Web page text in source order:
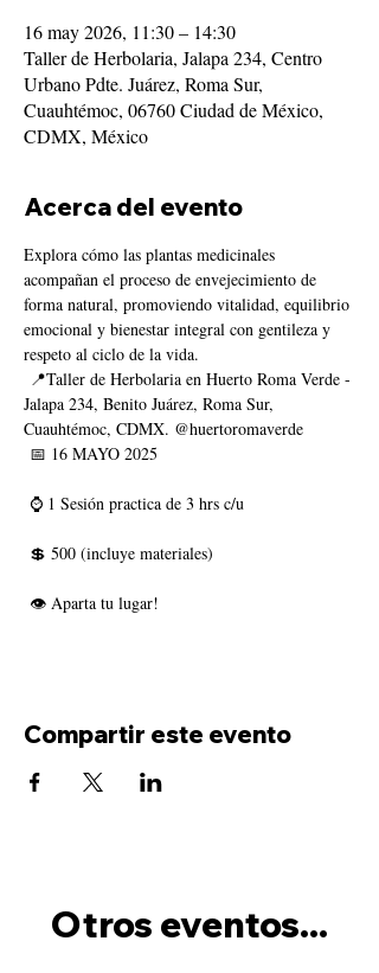
16 may 2026, 11:30 – 14:30
Taller de Herbolaria, Jalapa 234, Centro
Urbano Pdte. Juárez, Roma Sur,
Cuauhtémoc, 06760 Ciudad de México,
CDMX, México
Acerca del evento
Explora cómo las plantas medicinales
acompañan el proceso de envejecimiento de
forma natural, promoviendo vitalidad, equilibrio
emocional y bienestar integral con gentileza y
respeto al ciclo de la vida.
📍Taller de Herbolaria en Huerto Roma Verde -
Jalapa 234, Benito Juárez, Roma Sur,
Cuauhtémoc, CDMX. @huertoromaverde
📅 16 MAYO 2025
⌚ 1 Sesión practica de 3 hrs c/u
💲 500 (incluye materiales)
👁 Aparta tu lugar!
Compartir este evento
Otros eventos...